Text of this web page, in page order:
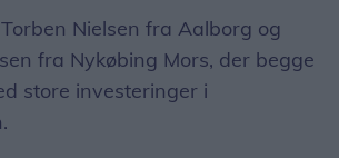
Nielsen fra Aalborg og
fra Nykøbing Mors, der begge
store investeringer i